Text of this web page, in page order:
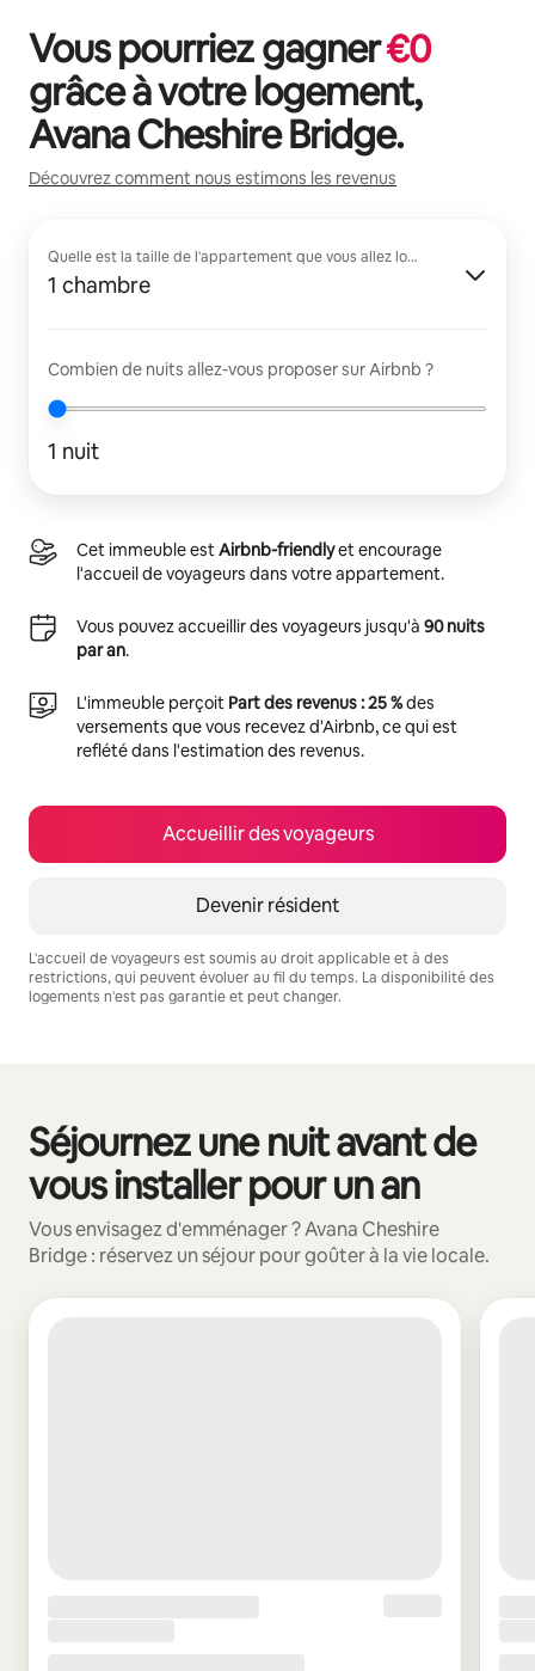
Vous pourriez gagner€0
grâce à votre logement,
Avana Cheshire Bridge.
Découvrez comment nous estimons les revenus
Quelle est la taille de l'appartement que vous allez louer ?
1 chambre
Combien de nuits allez-vous proposer sur Airbnb ?
1 nuit
Cet immeuble estAirbnb-friendlyet encourage
l'accueil de voyageurs dans votre appartement.
Vous pouvez accueillir des voyageurs jusqu'à 90 nuits
par an.
L'immeuble perçoit Part des revenus : 25 %des
versements que vous recevez d'Airbnb, ce qui est
reflété dans l'estimation des revenus.
Accueillir des voyageurs
Devenir résident
L'accueil de voyageurs est soumis au droit applicable et à des
restrictions, qui peuvent évoluer au fil du temps. La disponibilité des
logements n'est pas garantie et peut changer.
Séjournez une nuit avant de
vous installer pour un an
Vous envisagez d'emménager ? Avana Cheshire
Bridge : réservez un séjour pour goûter à la vie locale.
0 sur 0 élément visible